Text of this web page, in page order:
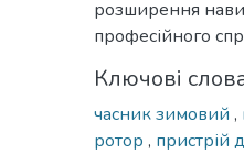
розширення
професійного
Ключові
часник зимовий ,
ротор , пристрій